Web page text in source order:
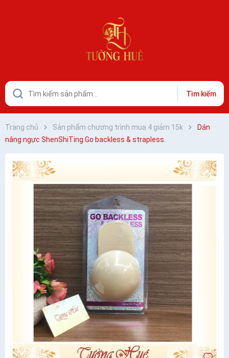
Tìm kiếm
Trang chủ Sản phẩm chương trình mua 4 giảm 15k
Dán
nâng ngực ShenShiTing Go backless & strapless.